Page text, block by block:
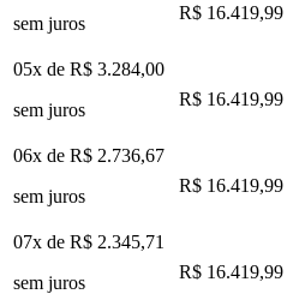
sem juros
R$ 16.419,99
05x de R$ 3.284,00
sem juros
R$ 16.419,99
06x de R$ 2.736,67
sem juros
R$ 16.419,99
07x de R$ 2.345,71
sem juros
R$ 16.419,99